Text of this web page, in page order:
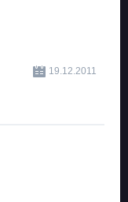
19.12.2011